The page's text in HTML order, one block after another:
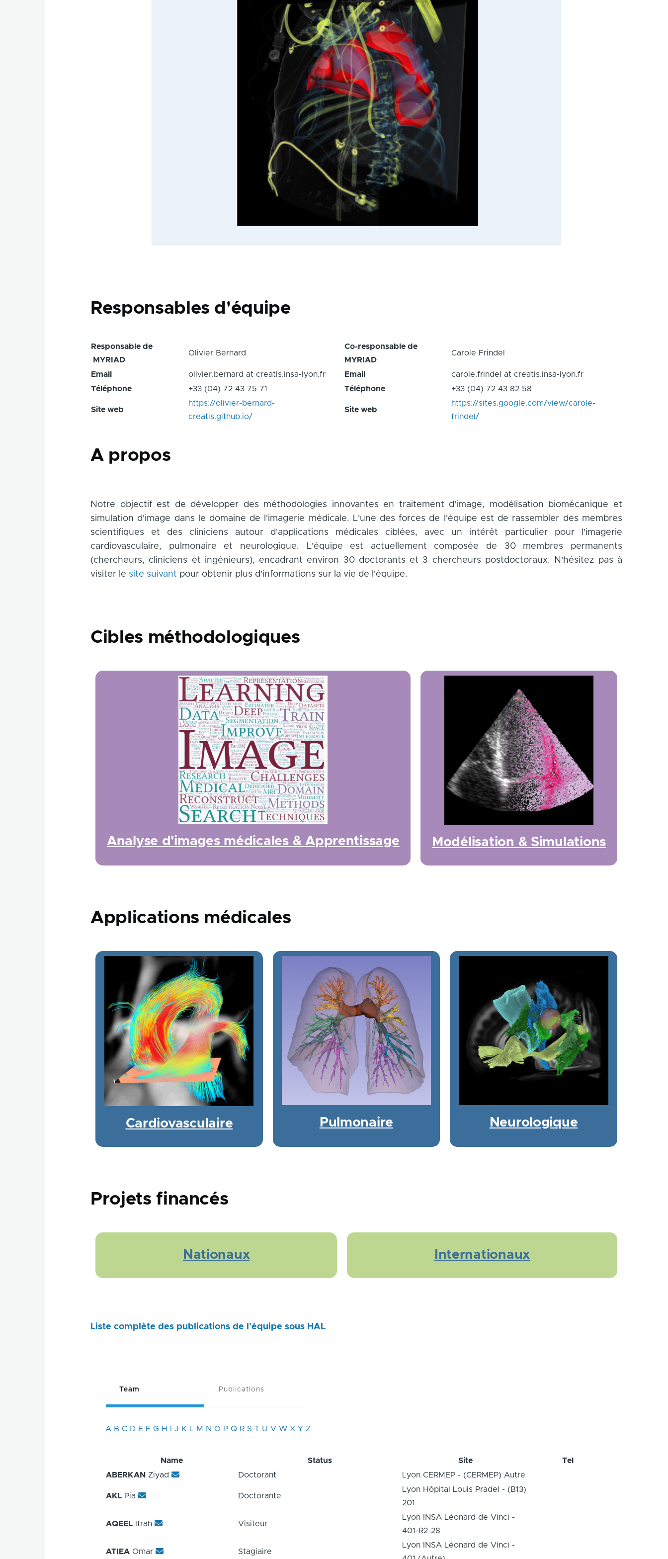
Responsables d'équipe
Responsable de
MYRIAD
Olivier Bernard
Co-responsable de
MYRIAD
Carole Frindel
Email olivier.bernard at creatis.insa-lyon.fr Email
carole.frindel at creatis.insa-lyon.fr
Téléphone
+33 (04) 72 43 75 71 Téléphone +33 (04) 72 43 82 58
Site web
https://olivier-bernard-
creatis.github.io/
Site web
https://sites.google.com/view/carole-
frindel/
A propos
Notre objectif est de développer des méthodologies innovantes en traitement d'image, modélisation biomécanique et
simulation d'image dans le domaine de l'imagerie médicale. L'une des forces de l'équipe est de rassembler des membres
scientifiques et des cliniciens autour d'applications médicales ciblées, avec un intérêt particulier pour l'imagerie
cardiovasculaire, pulmonaire et neurologique. L'équipe est actuellement composée de 30 membres permanents
(chercheurs, cliniciens et ingénieurs), encadrant environ 30 doctorants et 3 chercheurs postdoctoraux. N'hésitez pas à
visiter le site suivant pour obtenir plus d'informations sur la vie de l'équipe.
Cibles méthodologiques
Analyse d'images médicales & Apprentissage Modélisation & Simulations
Applications médicales
Cardiovasculaire Pulmonaire Neurologique
Projets financés
Nationaux Internationaux
Liste complète des publications de l'équipe sous HAL
Team Publications
A B C D E F G H J K L M N O P Q R S T U V W X Y Z
Name Status Site
Tel
ABERKAN Ziyad Doctorant Lyon CERMEP - (CERMEP) Autre
AKL Pia Doctorante
Lyon Hôpital Louis Pradel - (B13)
201
AQEEL Ifrah Visiteur
Lyon INSA Léonard de Vinci -
401-R2-28
ATIEA Omar Stagiaire
Lyon INSA Léonard de Vinci -